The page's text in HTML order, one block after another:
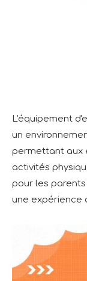
L'équipement
un
permettant aux
activités
pour les
une expérience